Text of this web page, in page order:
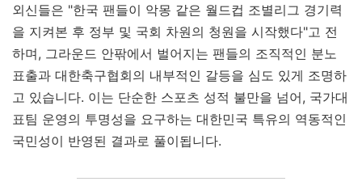
외신들은 "한국 팬들이 악몽 같은 월드컵 조별리그 경기력
을 지켜본 후 정부 및 국회 차원의 청원을 시작했다"고 전
하며, 그라운드 안팎에서 벌어지는 팬들의 조직적인 분노
표출과 대한축구협회의 내부적인 갈등을 심도 있게 조명하
고 있습니다. 이는 단순한 스포츠 성적 불만을 넘어, 국가대
표팀 운영의 투명성을 요구하는 대한민국 특유의 역동적인
국민성이 반영된 결과로 풀이됩니다.